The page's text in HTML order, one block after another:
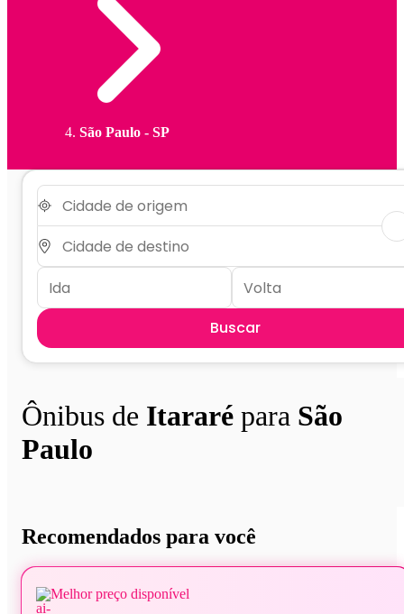
São Paulo - SP
Buscar
Ônibus de Itararé para São
Paulo
Recomendados para você
Melhor preço disponível